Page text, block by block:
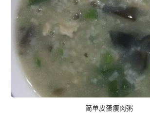
简单皮蛋瘦肉粥